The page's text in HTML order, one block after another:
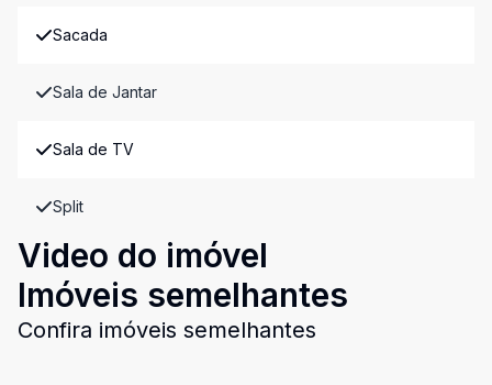
Sacada
Sala de Jantar
Sala de TV
Split
Video do imóvel
Imóveis semelhantes
Confira imóveis semelhantes